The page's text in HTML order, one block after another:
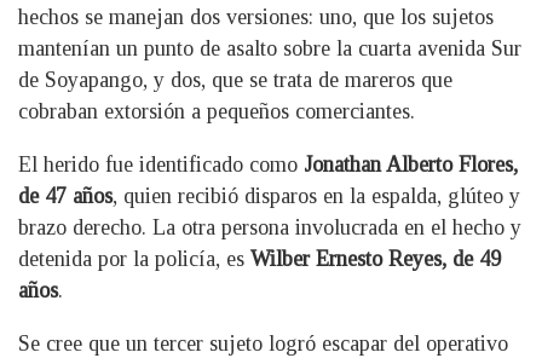
hechos se manejan dos versiones: uno, que los sujetos
mantenían un punto de asalto sobre la cuarta avenida Sur
de Soyapango, y dos, que se trata de mareros que
cobraban extorsión a pequeños comerciantes.
El herido fue identificado como Jonathan Alberto Flores,
de 47 años, quien recibió disparos en la espalda, glúteo y
brazo derecho. La otra persona involucrada en el hecho y
detenida por la policía, es Wilber Ernesto Reyes, de 49
años.
Se cree que un tercer sujeto logró escapar del operativo